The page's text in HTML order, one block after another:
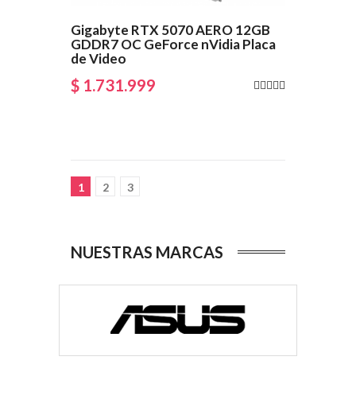
Gigabyte RTX 5070 AERO 12GB
GDDR7 OC GeForce nVidia Placa
de Video
$ 1.731.999
1 2 3
NUESTRAS MARCAS